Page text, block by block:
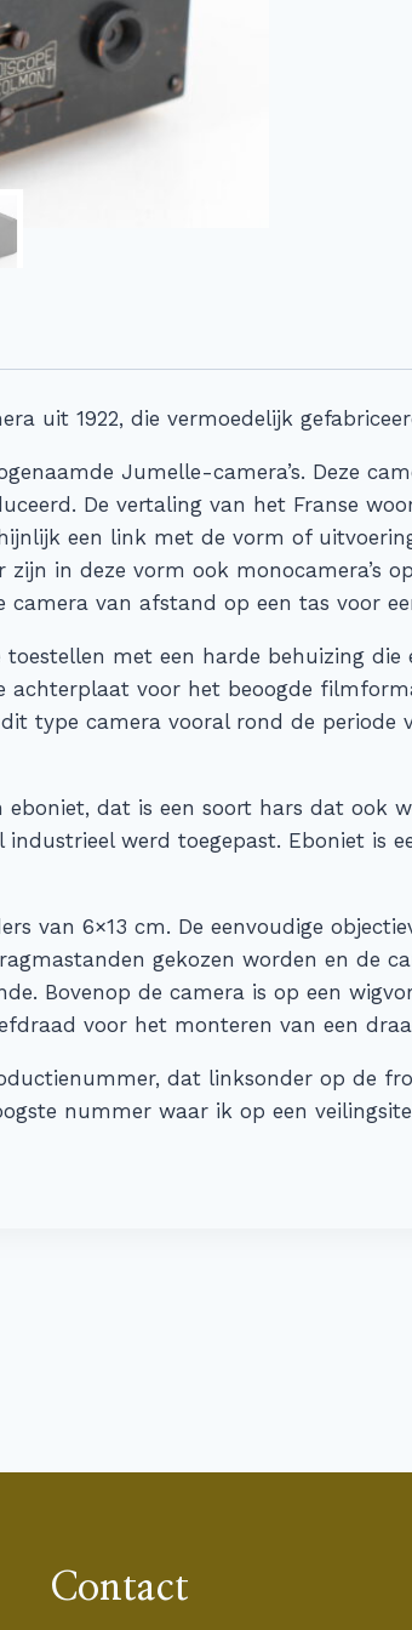
uit 1922, die vermoedelijk
Jumelle-camera’s. Deze
De vertaling van het Franse
een link met de vorm of
zijn in deze vorm ook monocamera’s
camera van afstand op een tas voor
toestellen met een harde behuizing
voor het beoogde
type camera vooral rond de periode
eboniet, dat is een soort hars dat
werd toegepast. Eboniet is
van 6×13 cm. De eenvoudige
gekozen worden en de
Bovenop de camera is op een
voor het monteren van een
dat linksonder op de
nummer waar ik op een
Contact